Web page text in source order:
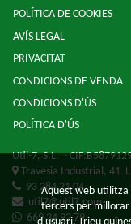
POLÍTICA DE COOKIES
AVÍS LEGAL
PRIVACITAT
CONDICIONS DE VENDA
CONDICIONS D'ÚS
POLÍTICA D'ÚS
Util-7, S.L.-
Travesia Industrial, 41
93 284 21 04
util7@util7.com
669 34 92 79
Aquest web utilitza
tercers per millorar